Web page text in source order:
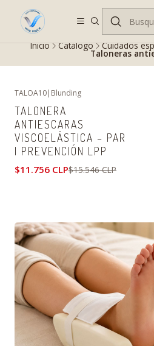
Despacho gratis en RM desde
Inicio Catálogo Cuidados
Taloneras
TALOA10| Blunding
TALONERA
ANTIESCARAS
VISCOELÁSTICA – PAR
| PREVENCIÓN LPP
$11.756 CLP$15.546 CLP